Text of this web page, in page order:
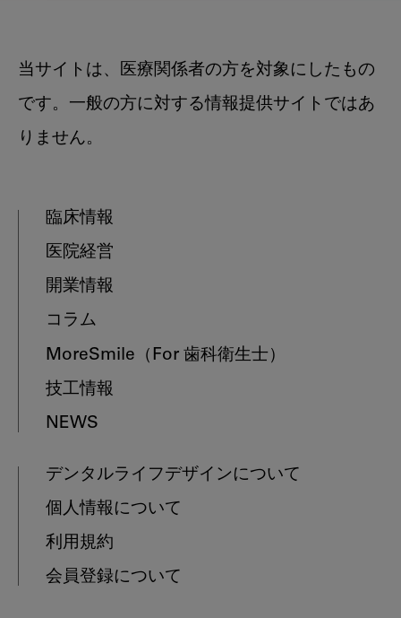
当サイトは、医療関係者の方を対象にしたもの
です。一般の方に対する情報提供サイトではあ
りません。
臨床情報
医院経営
開業情報
コラム
MoreSmile （For 歯科衛生士）
技工情報
NEWS
デンタルライフデザインについて
個人情報について
利用規約
会員登録について